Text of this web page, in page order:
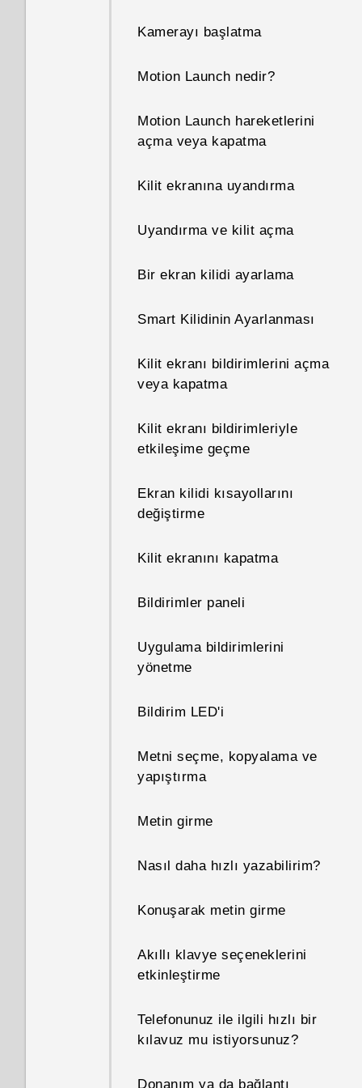
Telefonum neden ısınıyor?
nasıl kontrol ederim?
kullanılabilir bellek alanı
Neden?
microSD kartının çıkarılabilir
olarak kullanılması arasındaki
Telefonumda yüklü olan HTC
bulurum?
açtığımda telefonumun
şifresini çözmek için neden bir
izinleri vermem hatırlatılmaya
devam ediyor. Neden?
kullanılamayacağını nasıl
bilebilirim?
Telefonumun internet
nasıl paylaşabilirim?
Wi‍-Fi olmadığında ya da zayıf
olarak mobil ağa geçiş yapar
mı?
Uygulamalarımda çok
parmaklı hareketleri neden
Kamerayı başlatma
Motion Launch nedir?
Motion Launch hareketlerini
açma veya kapatma
Kilit ekranına uyandırma
Uyandırma ve kilit açma
Bir ekran kilidi ayarlama
Smart Kilidinin Ayarlanması
Kilit ekranı bildirimlerini açma
veya kapatma
Kilit ekranı bildirimleriyle
etkileşime geçme
Ekran kilidi kısayollarını
değiştirme
Kilit ekranını kapatma
Bildirimler paneli
Uygulama bildirimlerini
yönetme
Bildirim LED'i
Metni seçme, kopyalama ve
yapıştırma
Metin girme
Nasıl daha hızlı yazabilirim?
Konuşarak metin girme
Akıllı klavye seçeneklerini
etkinleştirme
Telefonunuz ile ilgili hızlı bir
kılavuz mu istiyorsunuz?
Donanım ya da bağlantı